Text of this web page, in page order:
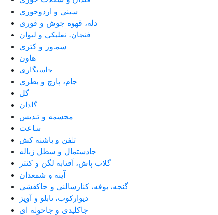
سینی و اردوخوری
دله، قهوه جوش و قوری
فنجان، نعلبکی و لیوان
سماور و کتری
هاون
جاسیگاری
جام، پارچ و بطری
گل
گلدان
مجسمه و تندیس
ساعت
تلفن و پاشنه کش
جادستمال و سطل زباله
گلاب پاش، آفتابه لگن و کنتر
آینه و شمعدان
گنجه، بوفه، کنارسالنی و جاکفشی
دیوارکوب، تابلو و آویز
جاکلیدی و جاحوله ای